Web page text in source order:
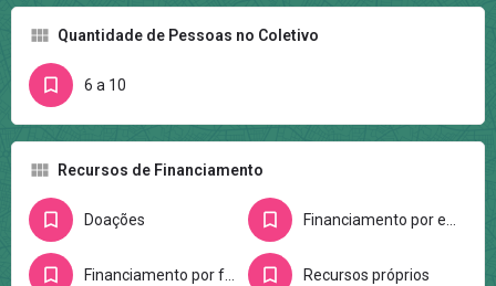
Quantidade de Pessoas no Coletivo
6 a 10
Recursos de Financiamento
Doações Financiamento por editais
Financiamento por fundações e/ou entidades Recursos próprios